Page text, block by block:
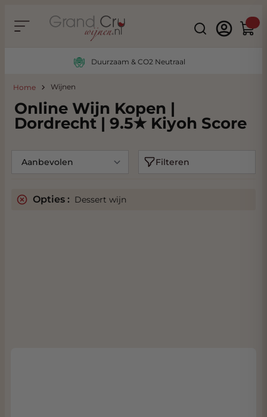
Search
Duurzaam & CO2 Neutraal
Home Wijnen
Online Wijn Kopen |
Dordrecht | 9.5★ Kiyoh Score
Filteren
Opties : Dessert wijn